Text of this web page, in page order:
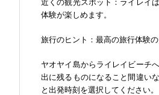
近くの観光スポット：ライレイ
体験が楽しめます。
旅行のヒント：最高の旅行体験
ヤオヤイ島からライレイビーチ
出に残るものになること間違い
と出発時刻を選択してください。